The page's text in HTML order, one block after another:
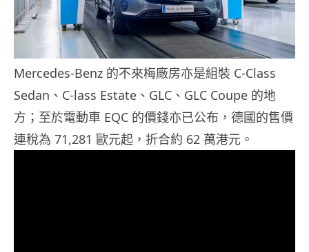
Mercedes-Benz 的不來梅廠房亦是組裝 C-Class
Sedan、C-lass Estate、GLC、GLC Coupe 的地
方；至於電動車 EQC 的價錢亦已公布，德國的售價
連稅為 71,281 歐元起，折合約 62 萬港元。